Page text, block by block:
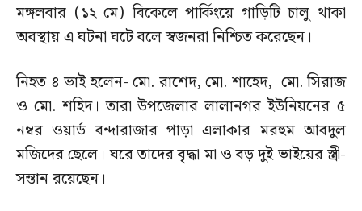
মঙ্গলবার (১২ মে) বিকেলে পার্কিংয়ে গাড়িটি চালু থাকা
অবস্থায় এ ঘটনা ঘটে বলে স্বজনরা নিশ্চিত করেছেন।
নিহত ৪ ভাই হলেন- মো. রাশেদ, মো. শাহেদ, মো. সিরাজ
ও মো. শহিদ। তারা উপজেলার লালানগর ইউনিয়নের ৫
নম্বর ওয়ার্ড বন্দারাজার পাড়া এলাকার মরহুম আবদুল
মজিদের ছেলে। ঘরে তাদের বৃদ্ধা মা ও বড় দুই ভাইয়ের স্ত্রী-
সন্তান রয়েছেন।